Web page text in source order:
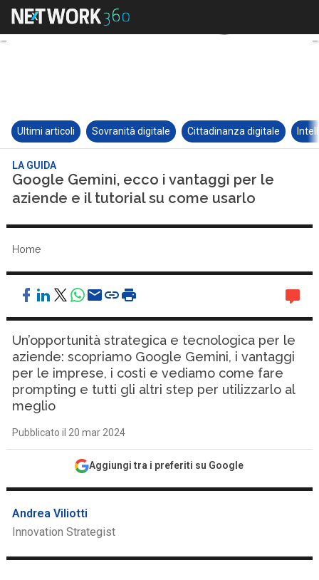
Ultimi articoli Sovranità digitale Cittadinanza digitale
LA GUIDA
Google Gemini, ecco i vantaggi per le
aziende e il tutorial su come usarlo
Home
Un’opportunità strategica e tecnologica per le
aziende: scopriamo Google Gemini, i vantaggi
per le imprese, i costi e vediamo come fare
prompting e tutti gli altri step per utilizzarlo al
meglio
Pubblicato il 20 mar 2024
Aggiungi tra i preferiti su Google
Andrea Viliotti
Innovation Strategist